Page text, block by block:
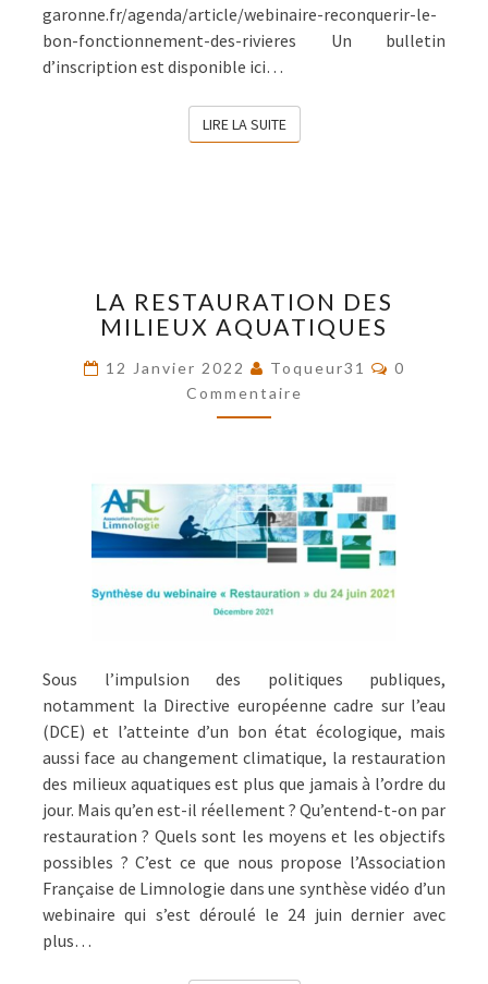
garonne.fr/agenda/article/webinaire-reconquerir-le-
bon-fonctionnement-des-rivieres Un bulletin
d’inscription est disponible ici…
LIRE LA SUITELIRE LA SUITE
RESTAURATION
DES
AQUATIQUES
LA RESTAURATION DES
MILIEUX AQUATIQUES
12 Janvier 2022 Toqueur31
0
Commentaire
Sous l’impulsion des politiques publiques,
notamment la Directive européenne cadre sur l’eau
(DCE) et l’atteinte d’un bon état écologique, mais
aussi face au changement climatique, la restauration
des milieux aquatiques est plus que jamais à l’ordre du
jour. Mais qu’en est-il réellement ? Qu’entend-t-on par
restauration ? Quels sont les moyens et les objectifs
possibles ? C’est ce que nous propose l’Association
Française de Limnologie dans une synthèse vidéo d’un
webinaire qui s’est déroulé le 24 juin dernier avec
plus…